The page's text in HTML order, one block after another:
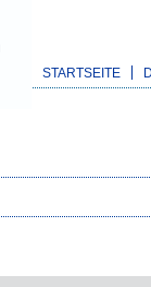
STARTSEITE